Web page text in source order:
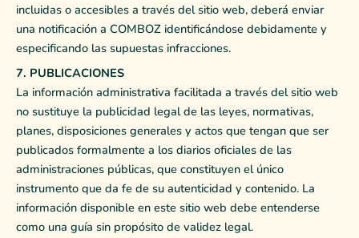
incluidas o accesibles a través del sitio web, deberá enviar
una notificación a COMBOZ identificándose debidamente y
especificando las supuestas infracciones.
7. PUBLICACIONES
La información administrativa facilitada a través del sitio web
no sustituye la publicidad legal de las leyes, normativas,
planes, disposiciones generales y actos que tengan que ser
publicados formalmente a los diarios oficiales de las
administraciones públicas, que constituyen el único
instrumento que da fe de su autenticidad y contenido. La
información disponible en este sitio web debe entenderse
como una guía sin propósito de validez legal.